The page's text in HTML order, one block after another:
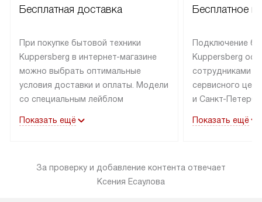
Бесплатная доставка
При покупке бытовой техники
Kuppersberg в интернет-магазине
можно выбрать оптимальные
условия доставки и оплаты. Модели
со специальным лейблом
в пределах МКАД до подъезда,
«в наличии» может быть отправлен
покупателю в течение трех дней.
Показать ещё
Бесплатное
Подключение
Kuppersberg
сотрудниками
сервисного
и Санкт-
подключается к
за пределы
Показать ещё
За проверку и добавление контента отвечает
Ксения Есаулова